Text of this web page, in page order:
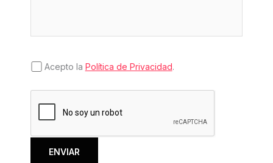
Acepto la Política de Privacidad.